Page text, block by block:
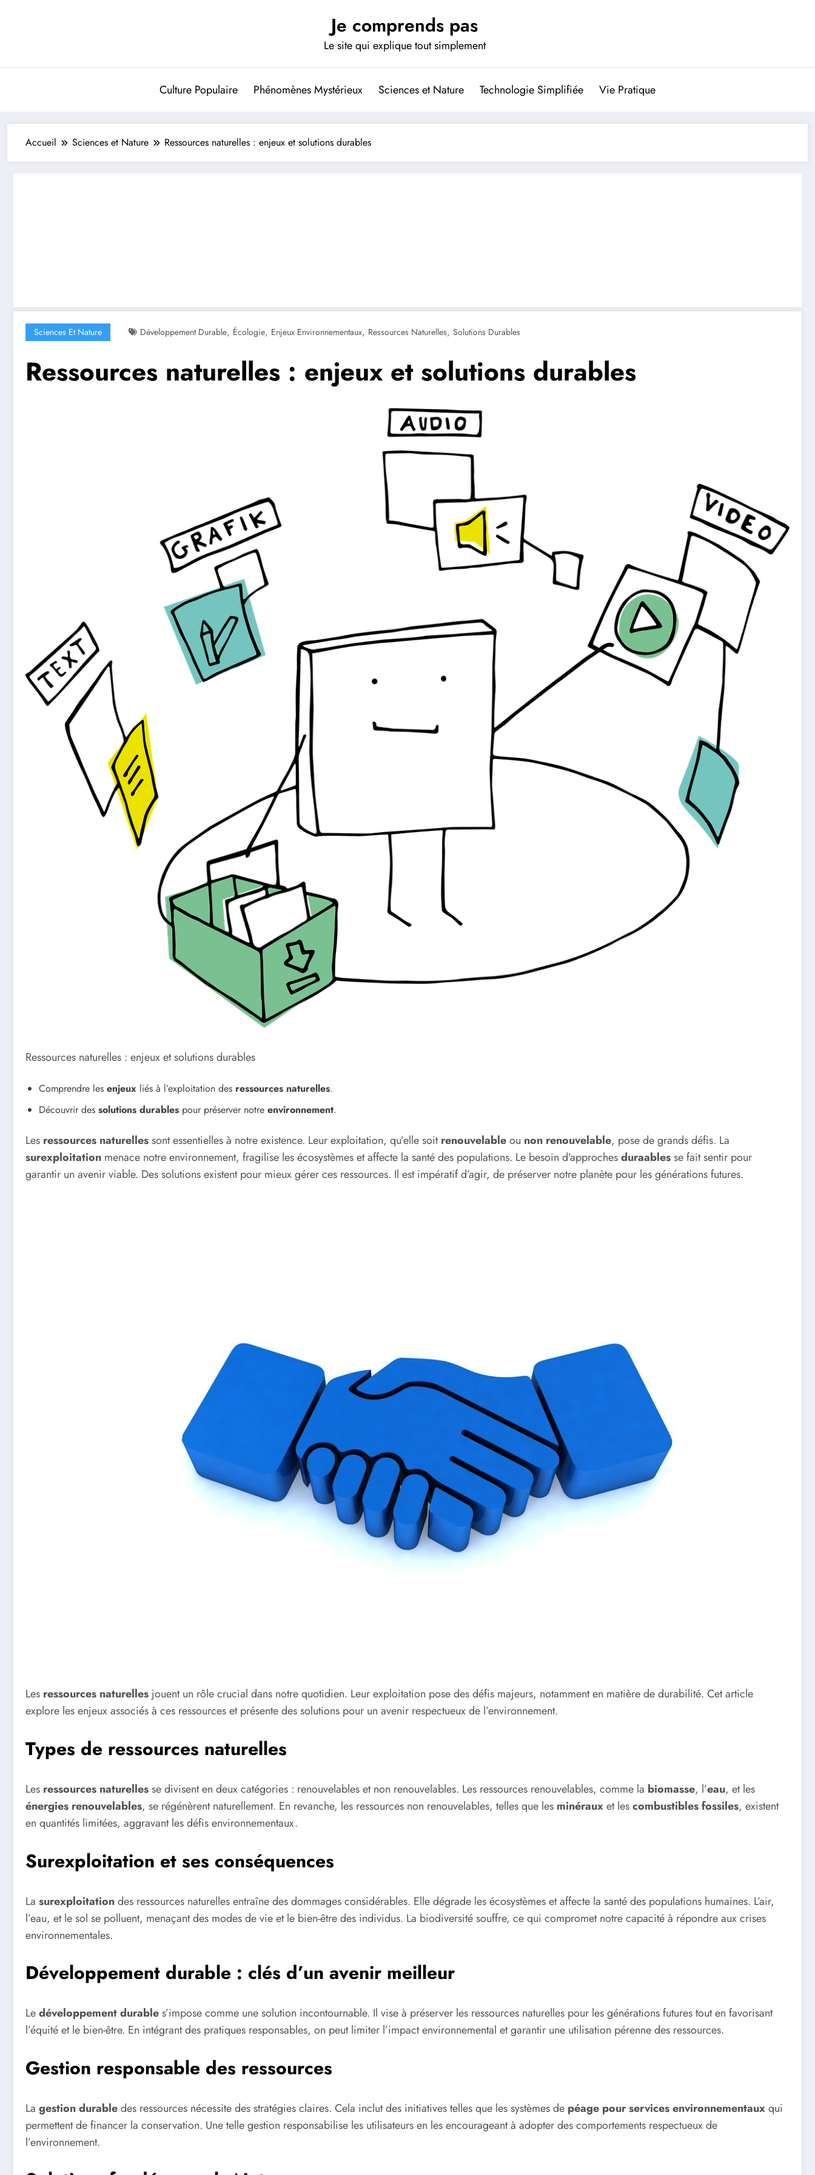
Je comprends pas
Le site qui explique tout simplement
Culture Populaire Phénomènes Mystérieux Sciences et Nature Technologie Simplifiée Vie Pratique
Accueil Sciences et Nature Ressources naturelles : enjeux et solutions durables
Sciences Et Nature Développement Durable, Écologie, Enjeux Environnementaux, Ressources Naturelles, Solutions Durables
Ressources naturelles : enjeux et solutions durables
Ressources naturelles : enjeux et solutions durables
Comprendre les enjeux liés à l’exploitation des ressources naturelles.
Découvrir des solutions durables pour préserver notre environnement.
Les ressources naturellessont essentielles à notre existence. Leur exploitation, qu’elle soitrenouvelableou non renouvelable, pose de grands défis. La
surexploitation menace notre environnement, fragilise les écosystèmes et affecte la santé des populations. Le besoin d’approchesduraablesse fait sentir pour
garantir un avenir viable. Des solutions existent pour mieux gérer ces ressources. Il est impératif d’agir, de préserver notre planète pour les générations futures.
Les ressources naturelles jouent un rôle crucial dans notre quotidien. Leur exploitation pose des défis majeurs, notamment en matière de durabilité. Cet article
explore les enjeux associés à ces ressources et présente des solutions pour un avenir respectueux de l’environnement.
Types de ressources naturelles
Les ressources naturellesse divisent en deux catégories : renouvelables et non renouvelables. Les ressources renouvelables, comme la biomasse, l’eau, et les
énergies renouvelables, se régénèrent naturellement. En revanche, les ressources non renouvelables, telles que les minérauxet lescombustibles fossiles, existent
en quantités limitées, aggravant les défis environnementaux.
Surexploitation et ses conséquences
La surexploitationdes ressources naturelles entraîne des dommages considérables. Elle dégrade les écosystèmes et affecte la santé des populations humaines. L’air,
l’eau, et le sol se polluent, menaçant des modes de vie et le bien-être des individus. La biodiversité souffre, ce qui compromet notre capacité à répondre aux crises
environnementales.
Développement durable : clés d’un avenir meilleur
Ledéveloppement durables’impose comme une solution incontournable. Il vise à préserver les ressources naturelles pour les générations futures tout en favorisant
l’équité et le bien-être. En intégrant des pratiques responsables, on peut limiter l’impact environnemental et garantir une utilisation pérenne des ressources.
Gestion responsable des ressources
La gestion durabledes ressources nécessite des stratégies claires. Cela inclut des initiatives telles que les systèmes de péage pour services environnementauxqui
permettent de financer la conservation. Une telle gestion responsabilise les utilisateurs en les encourageant à adopter des comportements respectueux de
l’environnement.